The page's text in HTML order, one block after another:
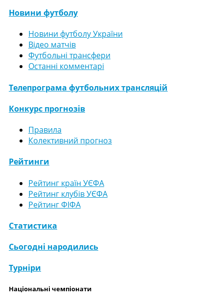
Новини футболу
Новини футболу України
Відео матчів
Футбольні трансфери
Останні комментарі
Телепрограма футбольних трансляцій
Конкурс прогнозів
Правила
Колективний прогноз
Рейтинги
Рейтинг країн УЄФА
Рейтинг клубів УЄФА
Рейтинг ФІФА
Статистика
Сьогодні народились
Турніри
Національні чемпіонати